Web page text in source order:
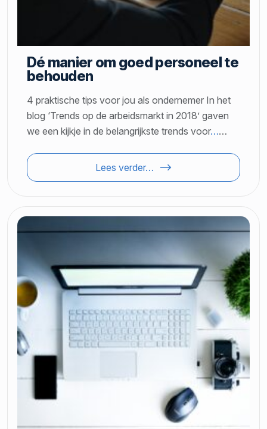
Dé manier om goed personeel te
behouden
4 praktische tips voor jou als ondernemer In het
blog ‘Trends op de arbeidsmarkt in 2018’ gaven
we een kijkje in de belangrijkste trends voor……
Lees verder…